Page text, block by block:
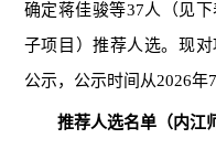
确定蒋佳骏等37人（见
子项目）推荐人选。现
公示，公示时间从2026年
推荐人选名单（内江